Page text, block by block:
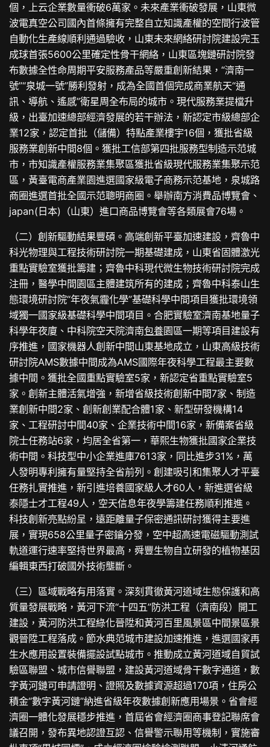
個，上云企業數量衝破6萬家。未來產業衝破發展，山東微
波電真空公司國內首條擁有完整自立知識產權的空間行波管
自動化生產線順利通過驗收，山東未來網絡研討院建設完玉
成球首張5600公里確定性骨干網絡，山東區塊鏈研討院發
布數據全性命周期平安服務產品等嚴重創新結果，“濟南一
號”“泉城一號”勝利發射，成為全國首個完成商業航天“通
訊、導航、遙感”衛星周全布局的城市。現代服務業提檔升
級，出臺加速總部經濟發展的若干辦法，新認定市級總部企
業12家，認定首批（儲備）特點產業樓宇16個，獲批省級
服務業創新中間8個。獲批工信部第四批服務型制造示范城
市，市知識產權服務業集聚區獲批省級現代服務業集聚示范
區，黃臺電商產業園進選國家級電子商務示范基地，泉城路
商圈進選首批全國示范聰明商圈。舉辦南方消費品博覽會、
japan(日本)（山東）進口商品博覽會等各類展會76場。
（二）創新驅動結果豐碩。高端創新平臺加速建設，齊魯中
科光物理與工程技術研討院一期基礎建成，山東省固體激光
重點實驗室獲批籌建；齊魯中科現代微生物技術研討院完成
注冊，醫學中間園區主體建筑所有的建成；齊魯中科泰山生
態環境研討院“年夜氣霾化學”基礎科學中間項目獲批環境領
域獨一國家級基礎科學中間項目。合肥實驗室濟南基地量子
科學年夜廈、中科院空天院濟南包養園區一期等項目建設有
序推進，國家機器人創新中間山東基地成立，山東高級技術
研討院AMS數據中間成為AMS國際年夜科學工程最主要數
據中間。獲批全國重點實驗室5家，新認定省重點實驗室5
家。創新主體活氣增強，新增省級技術創新中間7家、制造
業創新中間2家、創新創業配合體1家、新型研發機構14
家、工程研討中間40家、企業技術中間16家，新備案省級
院士任務站6家，均居全省第一，華熙生物獲批國家企業技
術中間。科技型中小企業進庫7613家，同比進步31%，萬
人發明專利擁有量堅持全省前列。創建吸引和集聚人才平臺
任務扎實推進，新引進培養國家級人才60人，新進選省級
泰隱士才工程49人，空天信息年夜學籌建任務順利推進。
科技創新亮點紛呈，遠距離量子保密通訊研討獲得主要進
展，實現658公里量子密鑰分發，空中超高速電磁驅動測試
軌道運行速率堅持世界最高，舜豐生物自立研發的植物基因
編輯東西打破國外技術壟斷。
（三）區域戰略有用落實。深刻貫徹黃河道域生態保護和高
質量發展戰略，黃河下流“十四五”防洪工程（濟南段）開工
建設，黃河防洪工程綠化晉陞和黃河百里風景區中間景區景
觀晉陞工程落成。節水典范城市建設加速推進，進選國家再
生水應用設置裝備擺設試點城市。推動成立黃河道域自貿試
驗區聯盟、城市信譽聯盟，建設黃河道域骨干數字通道，數
字黃河鏈可申請證明、證照及數據資源超過170項，住房公
積金“數字黃河鏈”納進省級年夜數據創新應用場景。省會經
濟圈一體化發展穩步推進，首屆省會經濟圈商事登記聯席會
議召開，發布異地認證互認、信譽警示聯用等機制，實施審